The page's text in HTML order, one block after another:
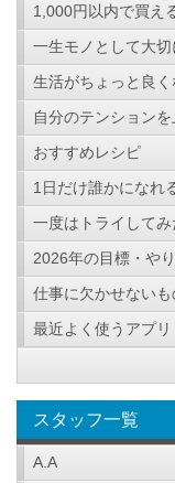
1,000円以内で買え
一生モノとして大
生活がちょっと良く
自分のテンション
おすすめレシピ
1日だけ誰かになれ
一度はトライして
2026年の目標・や
仕事に欠かせないも
最近よく使うアプ
スタッフ一覧
A.A